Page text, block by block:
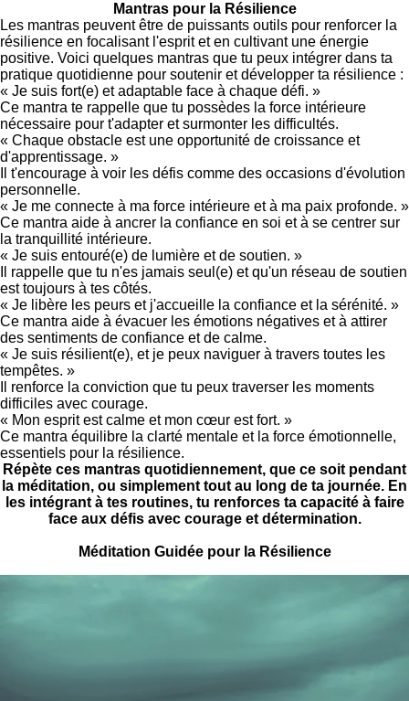
Mantras pour la Résilience
Les mantras peuvent être de puissants outils pour renforcer la
résilience en focalisant l'esprit et en cultivant une énergie
positive. Voici quelques mantras que tu peux intégrer dans ta
pratique quotidienne pour soutenir et développer ta résilience :
« Je suis fort(e) et adaptable face à chaque défi. »
Ce mantra te rappelle que tu possèdes la force intérieure
nécessaire pour t'adapter et surmonter les difficultés.
« Chaque obstacle est une opportunité de croissance et
d'apprentissage. »
Il t'encourage à voir les défis comme des occasions d'évolution
personnelle.
« Je me connecte à ma force intérieure et à ma paix profonde. »
Ce mantra aide à ancrer la confiance en soi et à se centrer sur
la tranquillité intérieure.
« Je suis entouré(e) de lumière et de soutien. »
Il rappelle que tu n'es jamais seul(e) et qu'un réseau de soutien
est toujours à tes côtés.
« Je libère les peurs et j'accueille la confiance et la sérénité. »
Ce mantra aide à évacuer les émotions négatives et à attirer
des sentiments de confiance et de calme.
« Je suis résilient(e), et je peux naviguer à travers toutes les
tempêtes. »
Il renforce la conviction que tu peux traverser les moments
difficiles avec courage.
« Mon esprit est calme et mon cœur est fort. »
Ce mantra équilibre la clarté mentale et la force émotionnelle,
essentiels pour la résilience.
Répète ces mantras quotidiennement, que ce soit pendant
la méditation, ou simplement tout au long de ta journée. En
les intégrant à tes routines, tu renforces ta capacité à faire
face aux défis avec courage et détermination.
Méditation Guidée pour la Résilience